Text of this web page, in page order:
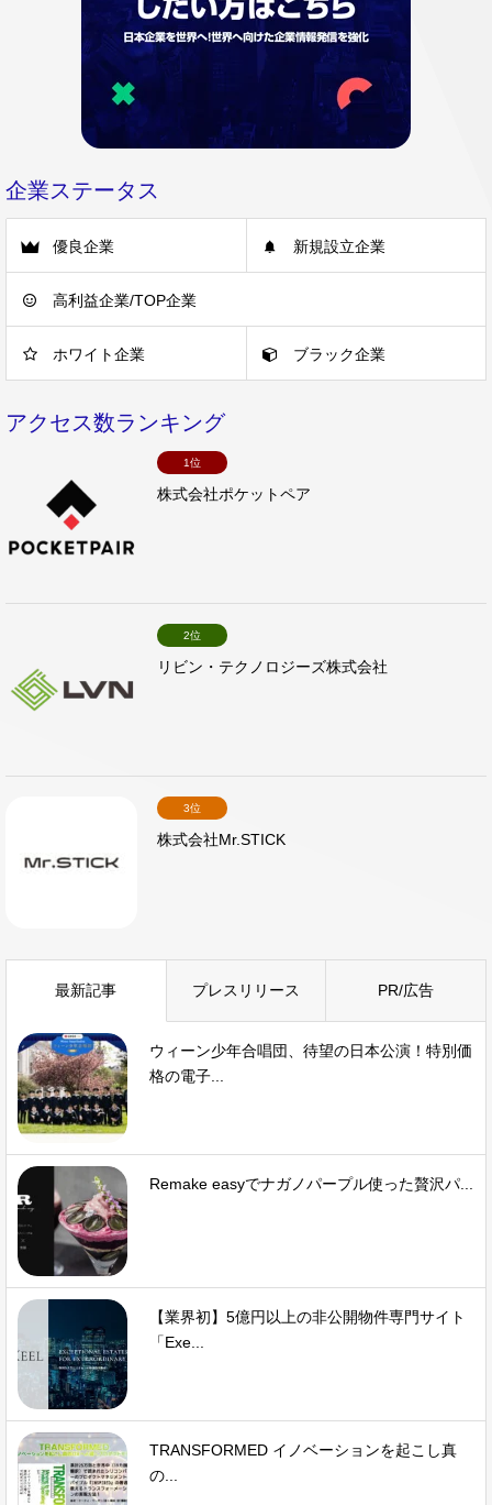
企業ステータス
優良企業 新規設立企業
高利益企業/TOP企業
ホワイト企業 ブラック企業
アクセス数ランキング
1位
株式会社ポケットペア
2位
リビン・テクノロジーズ株式会社
3位
株式会社Mr.STICK
最新記事 プレスリリース PR/広告
ウィーン少年合唱団、待望の日本公演！特別価
格の電子...
Remake easyでナガノパープル使った贅沢パ...
【業界初】5億円以上の非公開物件専門サイト
「Exe...
TRANSFORMED イノベーションを起こし真
の...